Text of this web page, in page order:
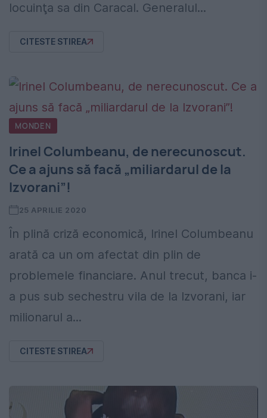
locuinţa sa din Caracal. Generalul...
CITESTE STIREA
MONDEN
Irinel Columbeanu, de nerecunoscut.
Ce a ajuns să facă „miliardarul de la
Izvorani”!
25 APRILIE 2020
În plină criză economică, Irinel Columbeanu
arată ca un om afectat din plin de
problemele financiare. Anul trecut, banca i-
a pus sub sechestru vila de la Izvorani, iar
milionarul a...
CITESTE STIREA